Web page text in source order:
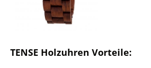
TENSE Holzuhren Vorteile: